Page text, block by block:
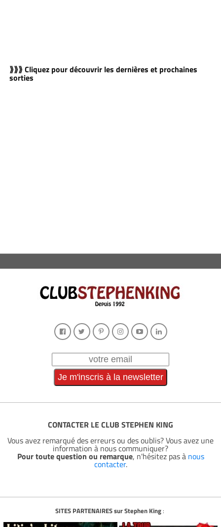
⟫⟫⟫ Cliquez pour découvrir les dernières et prochaines
sorties
CONTACTER LE CLUB STEPHEN KING
Vous avez remarqué des erreurs ou des oublis? Vous avez une
information à nous communiquer?
Pour toute question ou remarque, n'hésitez pas à nous
contacter.
SITES PARTENAIRES sur Stephen King: